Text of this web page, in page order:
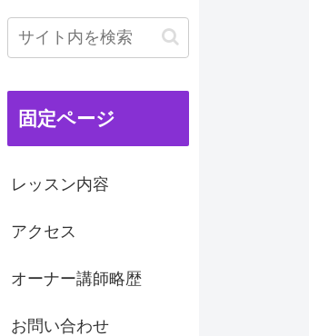
固定ページ
レッスン内容
アクセス
オーナー講師略歴
お問い合わせ